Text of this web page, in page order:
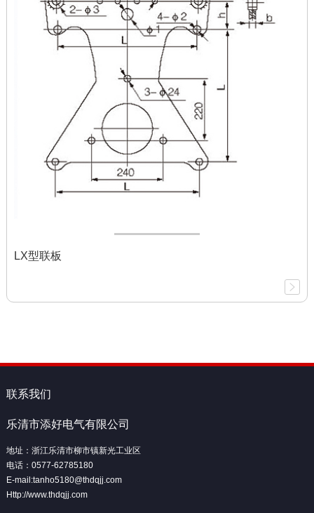
LX型联板
联系我们
乐清市添好电气有限公司
地址：浙江乐清市柳市镇新光工业区
电话：0577-62785180
E-mail:tanho5180@thdqjj.com
Http://www.thdqjj.com